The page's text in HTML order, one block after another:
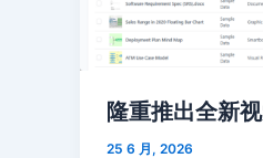
隆重推出全新
25 6 月, 2026